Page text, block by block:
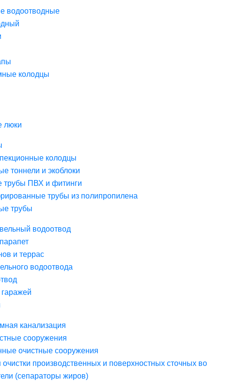
водоотводные
колодцы
люки
колодцы
тоннели и экоблоки
трубы ПВХ и фитинги
трубы из полипропилена
трубы
водоотвод
и террас
водоотвода
канализация
сооружения
очистные сооружения
производственных и поверхностных сточных во
(сепараторы жиров)